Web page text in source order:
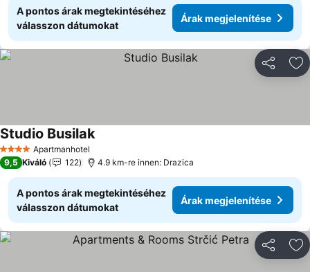
A pontos árak megtekintéséhez
válasszon dátumokat
Árak megjelenítése
4 KategóriaApartmanhotel
Studio BusilakÁrak megjelenítése
9,5 Kiváló 122 4.9 km-re innen: Drazica
A pontos árak megtekintéséhez
válasszon dátumokat
Árak megjelenítése